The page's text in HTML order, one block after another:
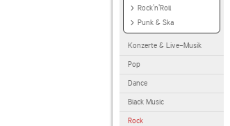
Rock'n'Roll
Punk & Ska
Konzerte & Live-Musik
Pop
Dance
Black Music
Rock